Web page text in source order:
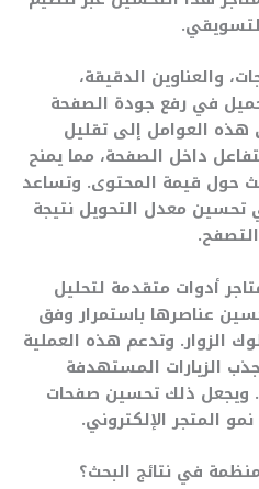
والعناوين الدقيقة،
في رفع جودة الصفحة
العوامل إلى تقليل
داخل الصفحة، مما يمنح
حول قيمة المحتوى. وتساعد
معدل التحويل نتيجة
أدوات متقدمة لتحليل
عناصرها باستمرار وفق
الزوار. وتدعم هذه العملية
الزيارات المستهدفة
ويجعل ذلك تحسين صفحات
المتجر الإلكتروني.
في نتائج البحث؟